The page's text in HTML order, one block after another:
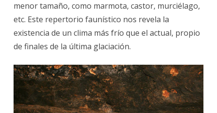
menor tamaño, como marmota, castor, murciélago,
etc. Este repertorio faunístico nos revela la
existencia de un clima más frío que el actual, propio
de finales de la última glaciación.